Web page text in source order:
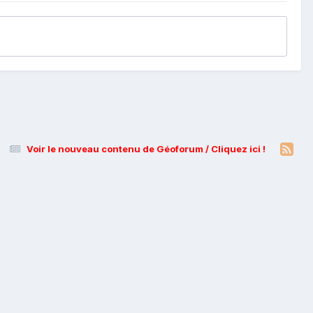
Voir le nouveau contenu de Géoforum / Cliquez ici !